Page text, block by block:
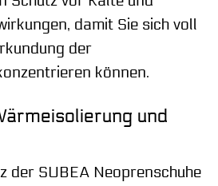
damit Sie sich voll
der
können.
und
der SUBEA Neoprenschuhe